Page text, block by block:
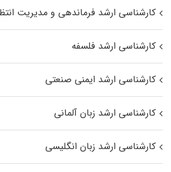
کارشناسی ارشد فرماندهی و مدیریت
کارشناسی ارشد فلسفه
کارشناسی ارشد ایمنی صنعتی
کارشناسی ارشد زبان آلمانی
کارشناسی ارشد زبان انگلیسی